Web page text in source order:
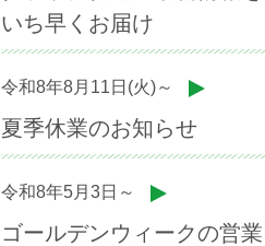
いち早くお届け
令和8年8月11日(火)～
夏季休業のお知らせ
令和8年5月3日～
ゴールデンウィークの営業